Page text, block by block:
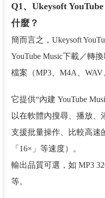
Q1、Ukeysoft
什麼？
簡而言之，Ukeysoft
YouTube Music下載／轉
檔案（MP3、M4A、
它提供“內建 YouTube
以在軟體內搜尋、播放、
支援批量操作、比較高速
「16×」等速度）。
輸出品質可選，如 MP3
等。